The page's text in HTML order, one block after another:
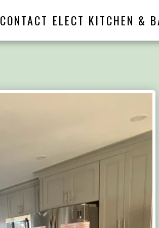
CONTACT ELECT KITCHEN &